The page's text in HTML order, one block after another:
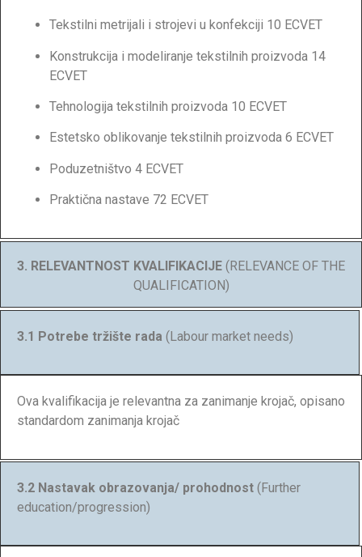
Tekstilni metrijali i strojevi u konfekciji 10 ECVET
Konstrukcija i modeliranje tekstilnih proizvoda 14
ECVET
Tehnologija tekstilnih proizvoda 10 ECVET
Estetsko oblikovanje tekstilnih proizvoda 6 ECVET
Poduzetništvo 4 ECVET
Praktična nastave 72 ECVET
3. RELEVANTNOST KVALIFIKACIJE (RELEVANCE OF THE
QUALIFICATION)
3.1 Potrebe tržište rada (Labour market needs)
Ova kvalifikacija je relevantna za zanimanje krojač, opisano
standardom zanimanja krojač
3.2 Nastavak obrazovanja/ prohodnost (Further
education/progression)